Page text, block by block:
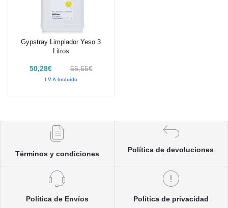
Añadir al carrito
Gypstray Limpiador Yeso 3
Litros
50,28€ 65,65€
I.V.A Incluido
Términos y condiciones
Política de devoluciones
Política de Envíos Política de privacidad